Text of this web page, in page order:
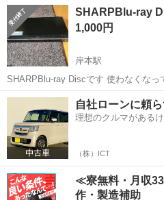
​2019年製のモデルで、車載やキャンプ
鳥取 鳥取市
DVD
SHARPBlu-ray
1,000円
岸本駅
SHARPBlu-ray Discです 使わなくな
ブル無くしたため 動作確認出来ませ
鳥取 西伯郡 岸本駅 映像プ
自社ローンに頼
理想のクルマがある
（株）ICT
≪寮無料・月収
作・製造補助